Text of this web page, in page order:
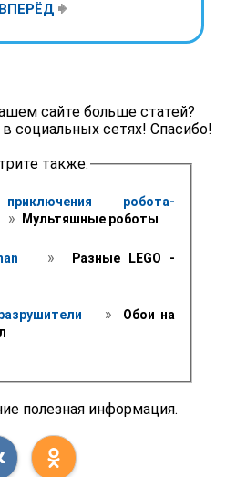
ВПЕРЁД
сайте больше статей?
социальных сетях! Спасибо!
также:
робота-
» Мультяшные роботы
»
Разные LEGO -
»
Обои на
полезная информация.